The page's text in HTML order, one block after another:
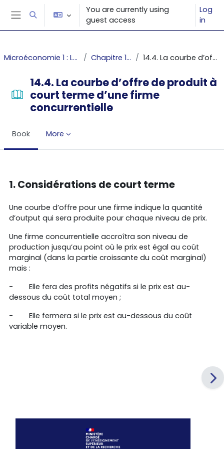
Skip to main content
Side panel
Toggle search input
You are currently using
guest access
Log
in
Microéconomie 1 : Les décisions du producteur et du consommateur Chapitre 14 : La courbe d'offre individuelle 14.4. La courbe d’offre de produit à court terme d’une firme concurrentielle
14.4. La courbe d’offre de produit à
court terme d’une firme
concurrentielle
Book More
1. Considérations de court terme
Une courbe d’offre pour une firme indique la quantité
d’output qui sera produite pour chaque niveau de prix.
Une firme concurrentielle accroîtra son niveau de
production jusqu’au point où le prix est égal au coût
marginal (dans la partie croissante du coût marginal)
mais :
- Elle fera des profits négatifs si le prix est au-
dessous du coût total moyen ;
- Elle fermera si le prix est au-dessous du coût
variable moyen.